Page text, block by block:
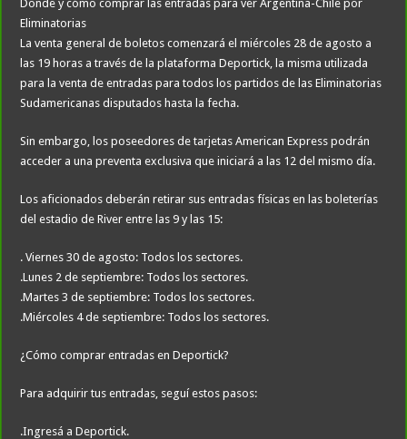
Donde y cómo comprar las entradas para ver Argentina-Chile por
Eliminatorias
La venta general de boletos comenzará el miércoles 28 de agosto a
las 19 horas a través de la plataforma Deportick, la misma utilizada
para la venta de entradas para todos los partidos de las Eliminatorias
Sudamericanas disputados hasta la fecha.
Sin embargo, los poseedores de tarjetas American Express podrán
acceder a una preventa exclusiva que iniciará a las 12 del mismo día.
Los aficionados deberán retirar sus entradas físicas en las boleterías
del estadio de River entre las 9 y las 15:
. Viernes 30 de agosto: Todos los sectores.
.Lunes 2 de septiembre: Todos los sectores.
.Martes 3 de septiembre: Todos los sectores.
.Miércoles 4 de septiembre: Todos los sectores.
¿Cómo comprar entradas en Deportick?
Para adquirir tus entradas, seguí estos pasos:
.Ingresá a Deportick.